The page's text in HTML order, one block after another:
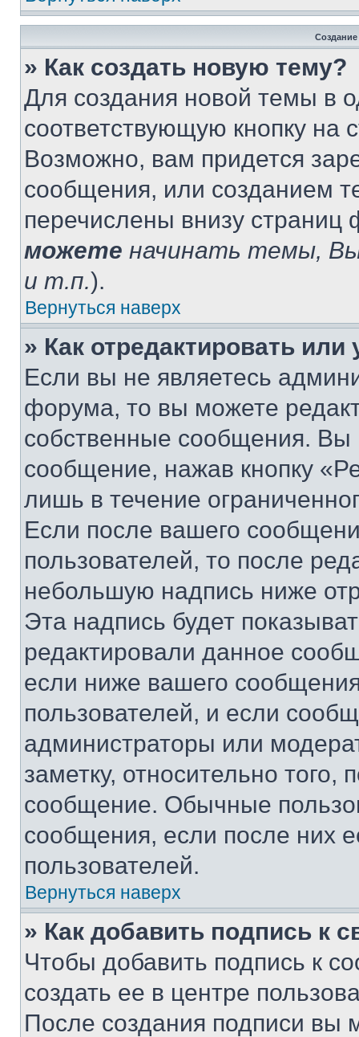
» Как создать новую тему?
Для создания новой темы в
соответствующую кнопку
Возможно, вам придется
сообщения, или созданием
перечислены внизу
можете начинать темы,
и т.п.).
Вернуться наверх
» Как отредактировать
Если вы не являетесь
форума, то вы можете
собственные сообщения. Вы
сообщение, нажав кнопку
лишь в течение
Если после вашего
пользователей, то после
небольшую надпись ниже
Эта надпись будет
редактировали данное
если ниже вашего
пользователей, и если
администраторы или
заметку, относительно
сообщение. Обычные
сообщения, если после них
пользователей.
Вернуться наверх
» Как добавить подпись к
Чтобы добавить подпись к
создать ее в центре
После создания подписи вы